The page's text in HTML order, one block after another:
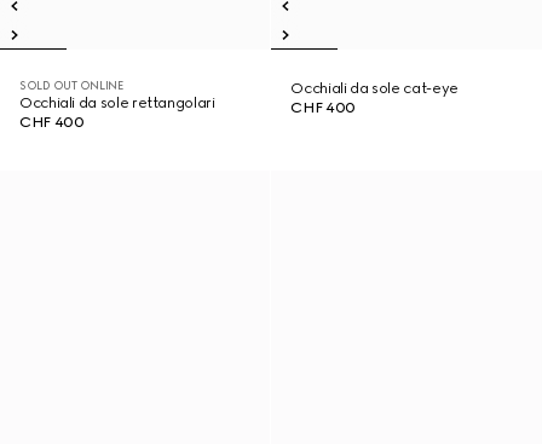
SOLD OUT ONLINE
Occhiali da sole rettangolari
CHF 400
Occhiali da sole cat-eye
CHF 400